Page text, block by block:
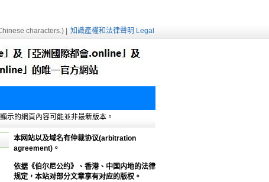
characters.) | 知識產權和法律聲明 Legal
示的網頁內容可能並非最新版本。
本网站以及域名有仲裁协议(arbitration
agreement)。
依据《伯尔尼公约》、香港、中国内地的法律
规定，本站对部分文章享有对应的版权。